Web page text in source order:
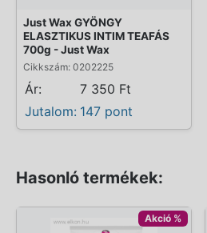
Just Wax GYÖNGY
ELASZTIKUS INTIM TEAFÁS
700g - Just Wax
Cikkszám: 0202225
Ár:
7 350 Ft
Jutalom: 147 pont
Hasonló termékek:
Akció %